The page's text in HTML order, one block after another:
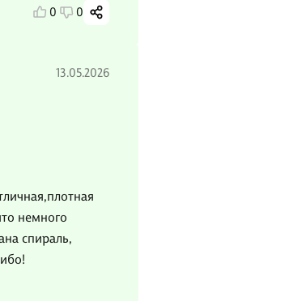
0 0
13.05.2026
немного
спираль,